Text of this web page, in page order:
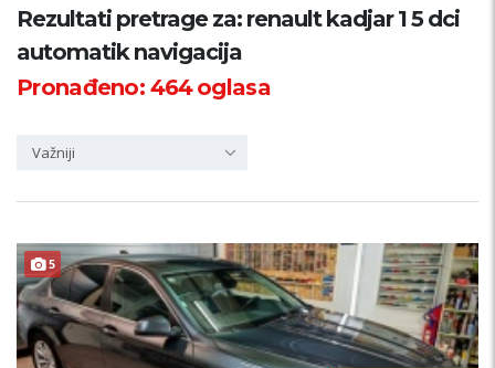
Kategorija
Županija
Rezultati pretrage za: renault kadjar 1 5 dci
automatik navigacija
Pronađeno:464oglasa
Važniji
5